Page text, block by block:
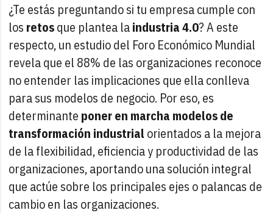
¿Te estás preguntando si tu empresa cumple con
los retosque plantea laindustria 4.0? A este
respecto, un estudio del Foro Económico Mundial
revela que el 88% de las organizaciones reconoce
no entender las implicaciones que ella conlleva
para sus modelos de negocio. Por eso, es
determinante poner en marcha modelos de
transformación industrialorientados a la mejora
de la flexibilidad, eficiencia y productividad de las
organizaciones, aportando una solución integral
que actúe sobre los principales ejes o palancas de
cambio en las organizaciones.